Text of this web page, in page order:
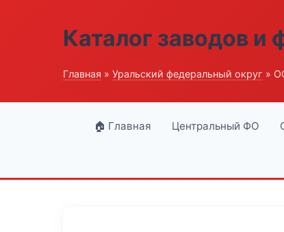
Каталог заводов и
Главная » Уральский федеральный округ »
🏠 Главная Центральный ФО